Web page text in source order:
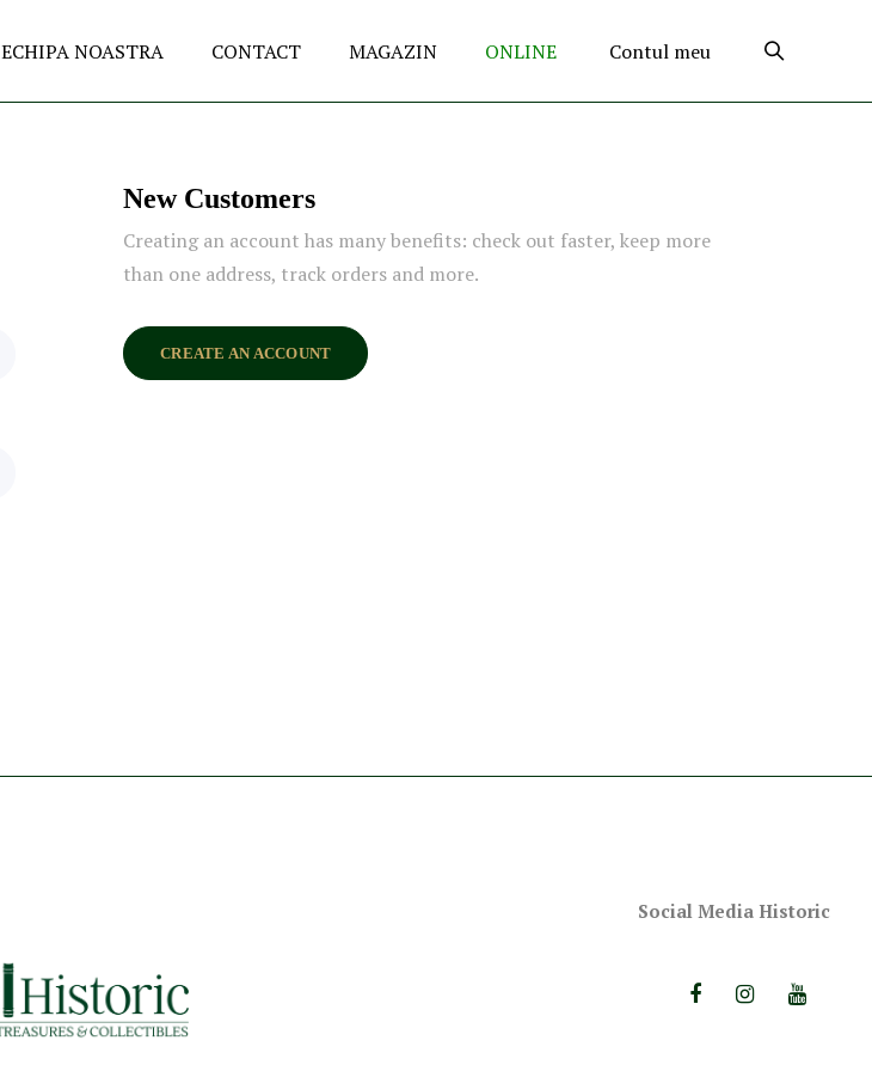
ECHIPA NOASTRA CONTACT MAGAZIN ONLINE Contul meu
New Customers
Creating an account has many benefits: check out faster, keep more
than one address, track orders and more.
CREATE AN ACCOUNT
Social Media Historic